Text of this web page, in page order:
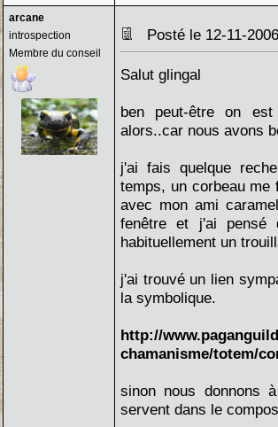
arcane
introspection
Membre du conseil
Posté le 12-11-
Salut glingal
ben peut-être on
alors..car nous avons
j'ai fais quelque
temps, un corbeau
avec mon ami
fenêtre et j'ai
habituellement un
j'ai trouvé un lien
la symbolique.
http://
chamanisme/totem/
sinon nous donnons
servent dans le